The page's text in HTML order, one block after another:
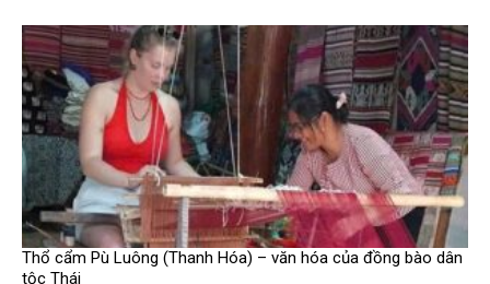
Thổ cẩm Pù Luông (Thanh Hóa) – văn hóa của đồng bào dân
tộc Thái